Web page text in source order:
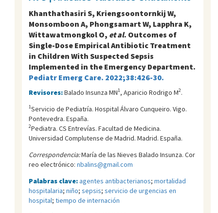
Khanthathasiri S, Kriengsoontornkij W,
Monsomboon A, Phongsamart W, Lapphra K,
Wittawatmongkol O, et al. Outcomes of
Single-Dose Empirical Antibiotic Treatment
in Children With Suspected Sepsis
Implemented in the Emergency Department.
Pediatr Emerg Care. 2022;38:426-30.
Revisores:Balado Insunza MN1, Aparicio Rodrigo M2.
1Servicio de Pediatría. Hospital Álvaro Cunqueiro. Vigo.
Pontevedra. España.
2Pediatra. CS Entrevías. Facultad de Medicina.
Universidad Complutense de Madrid. Madrid. España.
Correspondencia:María de las Nieves Balado Insunza. Cor
reo electrónico: nbalins@gmail.com
Palabras clave:agentes antibacterianos; mortalidad
hospitalaria; niño; sepsis; servicio de urgencias en
hospital; tiempo de internación